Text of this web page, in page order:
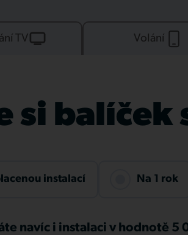
TV Volání
si balíček
instalací Na 1 rok
navíc i instalaci v hodnotě 5